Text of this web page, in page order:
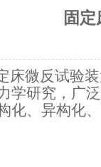
固
床微反试验
学研究，广
化、异构化